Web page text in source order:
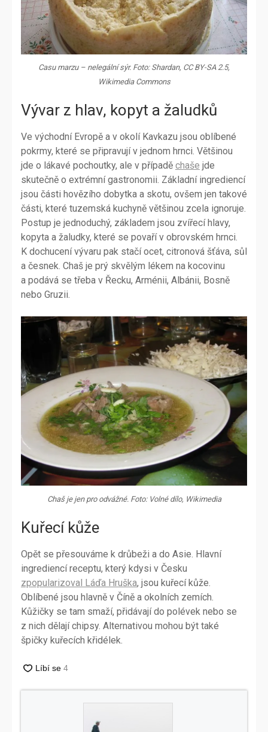
Casu marzu – nelegální sýr. Foto: Shardan, CC BY-SA 2.5,
Wikimedia Commons
Vývar z hlav, kopyt a žaludků
Ve východní Evropě a v okolí Kavkazu jsou oblíbené
pokrmy, které se připravují v jednom hrnci. Většinou
jde o lákavé pochoutky, ale v případě chaše jde
skutečně o extrémní gastronomii. Základní ingrediencí
jsou části hovězího dobytka a skotu, ovšem jen takové
části, které tuzemská kuchyně většinou zcela ignoruje.
Postup je jednoduchý, základem jsou zvířecí hlavy,
kopyta a žaludky, které se povaří v obrovském hrnci.
K dochucení vývaru pak stačí ocet, citronová šťáva, sůl
a česnek. Chaš je prý skvělým lékem na kocovinu
a podává se třeba v Řecku, Arménii, Albánii, Bosně
nebo Gruzii.
Chaš je jen pro odvážné. Foto: Volné dílo, Wikimedia
Kuřecí kůže
Opět se přesouváme k drůbeži a do Asie. Hlavní
ingrediencí receptu, který kdysi v Česku
zpopularizoval Láďa Hruška, jsou kuřecí kůže.
Oblíbené jsou hlavně v Číně a okolních zemích.
Kůžičky se tam smaží, přidávají do polévek nebo se
z nich dělají chipsy. Alternativou mohou být také
špičky kuřecích křidélek.